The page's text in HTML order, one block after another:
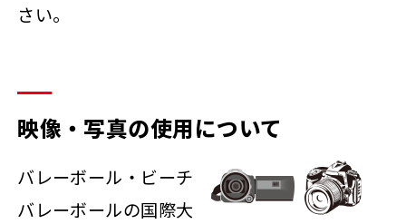
さい。
映像・写真の使用について
バレーボール・ビーチ
バレーボールの国際大